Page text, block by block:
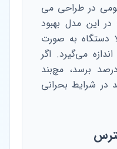
در طراحی می
بند ۷ است. سنسور SpO2 در این مدل بهبود
دستگاه به صورت
می‌گیرد. اگر
سطح اکسیژن به زیر ۹۰ درصد برسد، مچ‌بند
در شرایط بحرانی